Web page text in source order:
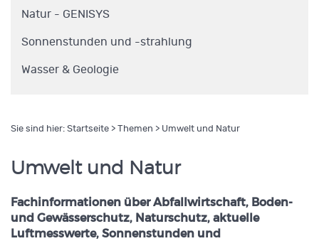
Natur - GENISYS
Sonnenstunden und -strahlung
Wasser & Geologie
Sie sind hier: Startseite > Themen > Umwelt und Natur
Umwelt und Natur
Fachinformationen über Abfallwirtschaft, Boden-
und Gewässerschutz, Naturschutz, aktuelle
Luftmesswerte, Sonnenstunden und